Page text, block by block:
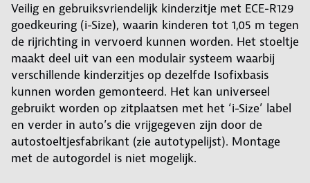
Veilig en gebruiksvriendelijk kinderzitje met ECE-R129
goedkeuring (i-Size), waarin kinderen tot 1,05 m tegen
de rijrichting in vervoerd kunnen worden. Het stoeltje
maakt deel uit van een modulair systeem waarbij
verschillende kinderzitjes op dezelfde Isofixbasis
kunnen worden gemonteerd. Het kan universeel
gebruikt worden op zitplaatsen met het ‘i-Size’ label
en verder in auto’s die vrijgegeven zijn door de
autostoeltjesfabrikant (zie autotypelijst). Montage
met de autogordel is niet mogelijk.